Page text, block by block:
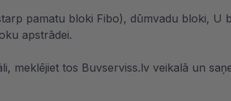
pamatu bloki Fibo), dūmvadu bloki, U
apstrādei.
meklējiet tos Buvserviss.lv veikalā un